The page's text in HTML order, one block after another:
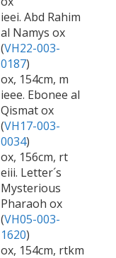
ieei. Abd Rahim
al Namys ox
(VH22-003-
0187)
ox, 154cm, m
ieee. Ebonee al
Qismat ox
(VH17-003-
0034)
ox, 156cm, rt
eiii. Letter´s
Mysterious
Pharaoh ox
(VH05-003-
1620)
ox, 154cm, rtkm